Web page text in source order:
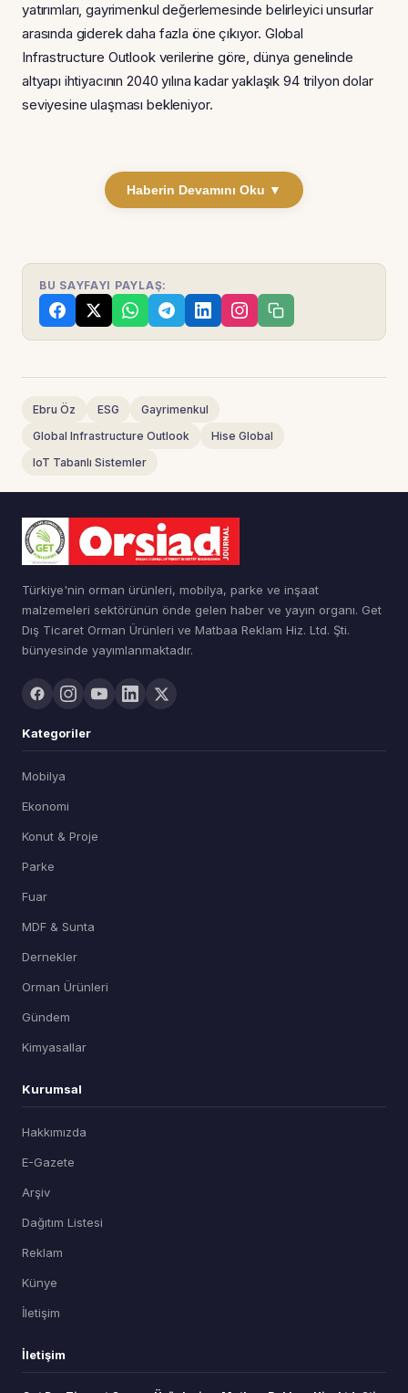
yatırımları, gayrimenkul değerlemesinde belirleyici unsurlar
arasında giderek daha fazla öne çıkıyor. Global
Infrastructure Outlook verilerine göre, dünya genelinde
altyapı ihtiyacının 2040 yılına kadar yaklaşık 94 trilyon dolar
seviyesine ulaşması bekleniyor.
Haberin Devamını Oku ▼
BU SAYFAYI PAYLAŞ:
Ebru Öz ESG
Gayrimenkul
Global Infrastructure Outlook
Hise Global
IoT Tabanlı Sistemler
Türkiye'nin orman ürünleri, mobilya, parke ve inşaat
malzemeleri sektörünün önde gelen haber ve yayın organı. Get
Dış Ticaret Orman Ürünleri ve Matbaa Reklam Hiz. Ltd. Şti.
bünyesinde yayımlanmaktadır.
Kategoriler
Mobilya
Ekonomi
Konut & Proje
Parke
Fuar
MDF & Sunta
Dernekler
Orman Ürünleri
Gündem
Kimyasallar
Kurumsal
Hakkımızda
E-Gazete
Arşiv
Dağıtım Listesi
Reklam
Künye
İletişim
İletişim